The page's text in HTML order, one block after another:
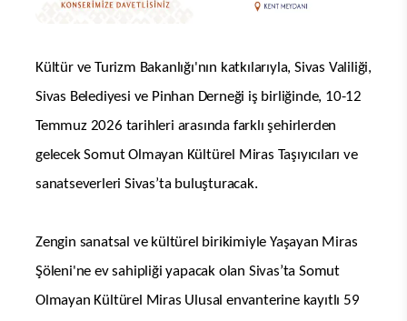
Kültür ve Turizm Bakanlığı'nın katkılarıyla, Sivas Valiliği,
Sivas Belediyesi ve Pinhan Derneği iş birliğinde, 10-12
Temmuz 2026 tarihleri arasında farklı şehirlerden
gelecek Somut Olmayan Kültürel Miras Taşıyıcıları ve
sanatseverleri Sivas’ta buluşturacak.
Zengin sanatsal ve kültürel birikimiyle Yaşayan Miras
Şöleni'ne ev sahipliği yapacak olan Sivas’ta Somut
Olmayan Kültürel Miras Ulusal envanterine kayıtlı 59